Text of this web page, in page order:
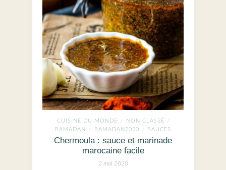
CUISINE DU MONDE / NON CLASSÉ /
RAMADAN / RAMADAN2020 / SAUCES
Chermoula : sauce et marinade
marocaine facile
2 mai 2020